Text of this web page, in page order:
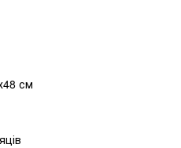
см